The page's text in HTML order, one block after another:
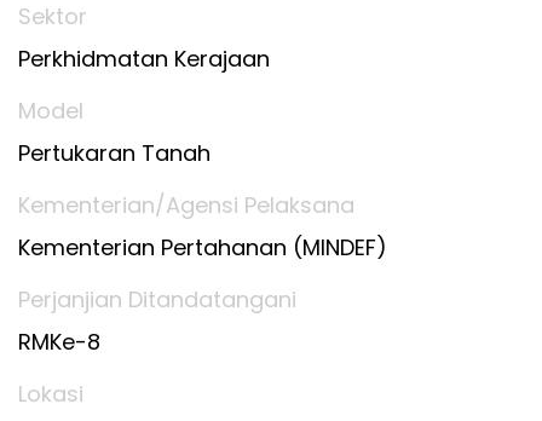
Sektor
Perkhidmatan Kerajaan
Model
Pertukaran Tanah
Kementerian/Agensi Pelaksana
Kementerian Pertahanan (MINDEF)
Perjanjian Ditandatangani
RMKe-8
Lokasi